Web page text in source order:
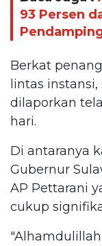
93 Persen
Berkat
lintas
dilaporkan
hari.
Di antaranya
Gubernur
AP Pettarani
cukup